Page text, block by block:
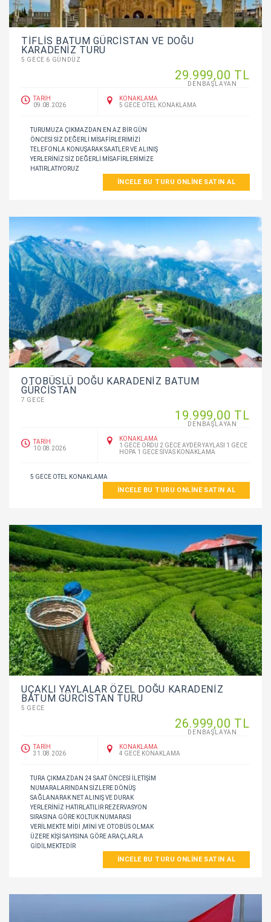
TİFLİS BATUM GÜRCİSTAN VE DOĞU
KARADENİZ TURU
5 GECE 6 GÜNDÜZ
29.999,00 TL
DENBAŞLAYAN
TARİH
09.08.2026
KONAKLAMA
5 GECE OTEL KONAKLAMA
TURUMUZA ÇIKMAZDAN EN AZ BIR GÜN
ÖNCESI SIZ DEĞERLI MISAFIRLERIMIZI
TELEFONLA KONUŞARAK SAATLER VE ALINIŞ
YERLERINIZ SIZ DEĞERLI MISAFIRLERIMIZE
HATIRLATIYORUZ
İNCELE BU TURU ONLINE SATIN AL
OTOBÜSLÜ DOĞU KARADENİZ BATUM
GÜRCİSTAN
7 GECE
19.999,00 TL
DENBAŞLAYAN
TARİH
10.08.2026
KONAKLAMA
1 GECE ORDU 2 GECE AYDER YAYLASI 1 GECE
HOPA 1 GECE SİVAS KONAKLAMA
5 GECE OTEL KONAKLAMA
İNCELE BU TURU ONLINE SATIN AL
UÇAKLI YAYLALAR ÖZEL DOĞU KARADENİZ
BATUM GÜRCİSTAN TURU
5 GECE
26.999,00 TL
DENBAŞLAYAN
TARİH
31.08.2026
KONAKLAMA
4 GECE KONAKLAMA
TURA ÇIKMAZDAN 24 SAAT ÖNCESI ILETIŞIM
NUMARALARINDAN SIZLERE DÖNÜŞ
SAĞLANARAK NET ALINIŞ VE DURAK
YERLERINIZ HATIRLATILIR REZERVASYON
SIRASINA GÖRE KOLTUK NUMARASI
VERILMEKTE MIDI ,MINI VE OTOBÜS OLMAK
ÜZERE KIŞI SAYISINA GÖRE ARAÇLARLA
GIDILMEKTEDIR
İNCELE BU TURU ONLINE SATIN AL